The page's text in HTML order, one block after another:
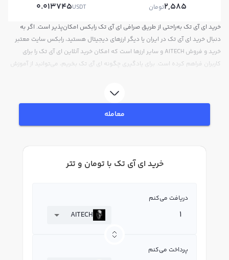
2,585تومان 0.013745USDT
خرید ای آی تک به‌راحتی از طریق صرافی ای آی تک رابکس امکان‌پذیر است. اگر به
دنبال خرید ای آی تک در ایران یا دیگر ارزهای دیجیتال هستید، رابکس سایت معتبر
خرید و فروش AITECH و سایر ارزها است که امکان خرید آنلاین ای آی تک را برای
کاربران فراهم کرده است. برای یادگیری چگونه ای آی تک بخریم، می‌توانید از آموزش
تک AITECH بپردازید. در بازار رابکس، قیمت لحظه‌ای، نمودار و امکانات فروش ای آی
تک نیز در دسترس شما قرار دارد تا بتوانید تصمیمات بهتری در معاملات خود بگیرید.
معامله
خرید ای آی تک با تومان و تتر
دریافت می‌کنم
AITECH
پرداخت می‌کنم